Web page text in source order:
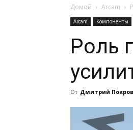
Домой Arcam
Arcam Компоненты
Роль
От Дмитрий